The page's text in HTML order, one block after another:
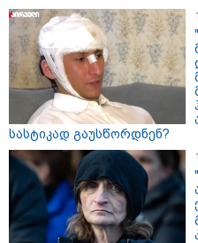
12:34 / 08-08-2026
რას აცხადებს
ელექტროენერგიის
გათიშვასთან
სასტიკად გაუსწორდნენ?